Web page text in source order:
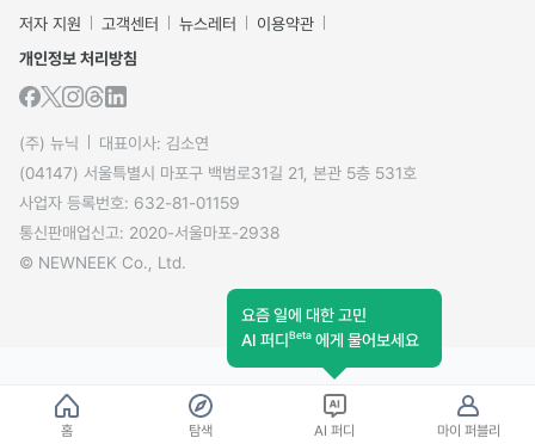
저자 지원 고객센터 뉴스레터
이용약관
개인정보 처리방침
(주) 뉴닉
대표이사: 김소연
(04147) 서울특별시 마포구 백범로31길 21, 본관 5층 531호
사업자 등록번호: 632-81-01159
통신판매업신고: 2020-서울마포-2938
© NEWNEEK Co., Ltd.
홈 탐색
요즘 일에 대한 고민
AI 퍼디Beta 에게 물어보세요
AI 퍼디 마이 퍼블리